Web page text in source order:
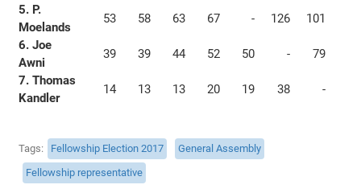
5. P.
Moelands
53 58 63 67 - 126
101
6. Joe
Awni
39 39 44 52 50 -
79
7. Thomas
Kandler
14 13 13 20 19 38 -
Tags Fellowship Election 2017
General Assembly
Fellowship representative